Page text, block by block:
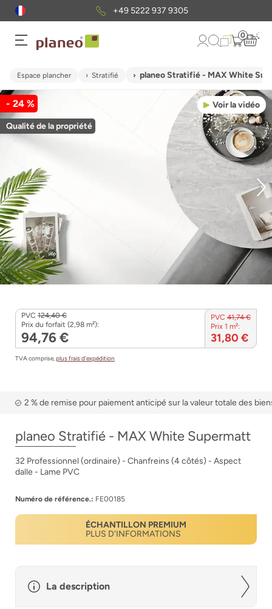
+49 5222 937 9305
0
Espace plancher Stratifié planeo Stratifié - MAX White
Voir la vidéo
- 24 %
Qualité de la propriété
PVC 124,40 €
Prix du forfait (2,98 m²):
94,76 €
PVC 41,74 €
Prix 1 m²:
31,80 €
TVA comprise,plus frais d’expédition
2 % de remise pour paiement anticipé sur la valeur totale des
planeo Stratifié - MAX White Supermatt
32 Professionnel (ordinaire) - Chanfreins (4 côtés) - Aspect
dalle - Lame PVC
Numéro de référence.: FE00185
ÉCHANTILLON PREMIUM
PLUS D'INFORMATIONS
La description